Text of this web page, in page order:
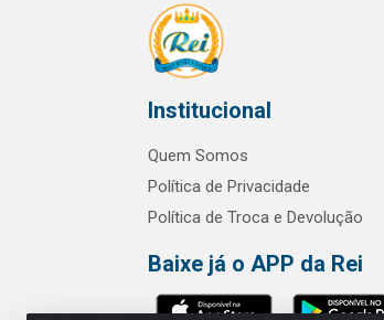
Institucional
Quem Somos
Política de Privacidade
Política de Troca e Devolução
Baixe já o APP da Rei